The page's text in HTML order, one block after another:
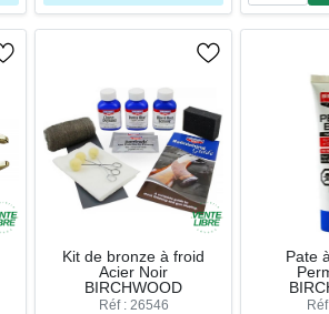
Kit de bronze à froid
Acier Noir
BIRCHWOOD
Réf : 26546
Pate